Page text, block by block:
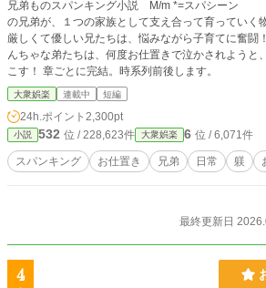
兄弟ものスパンキング小説 M/m *=スパシーン ※=厳しめ
の兄弟が、１つの家族として支え合って育っていく
厳しくて優しい兄たちは、悩みながら子育てに奮闘
んちゃな弟たちは、何度お仕置きで泣かされようと
こす！ 章ごとに完結。時系列前後します。
大衆娯楽 連載中 短編
24h.ポイント 2,300pt
小説 532 位 / 228,623件 大衆娯楽 6 位 / 6,071件
スパンキング お仕置き 兄弟 日常 躾
最終更新日
4